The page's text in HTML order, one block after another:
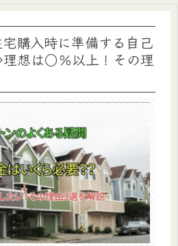
宅購入時に準備する自己
想は○％以上！その理